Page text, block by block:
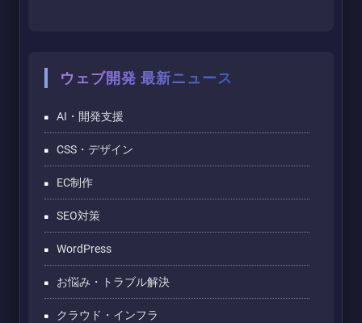
ウェブ開発 最新ニュース
AI・開発支援
CSS・デザイン
EC制作
SEO対策
WordPress
お悩み・トラブル解決
クラウド・インフラ